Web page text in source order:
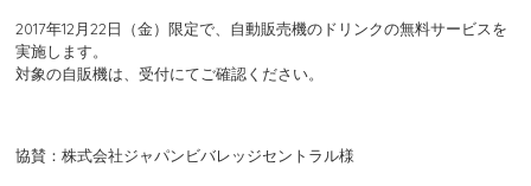
2017年12月22日（金）限定で、自動販売機のドリンクの無料サービスを
実施します。
対象の自販機は、受付にてご確認ください。
協賛：株式会社ジャパンビバレッジセントラル様